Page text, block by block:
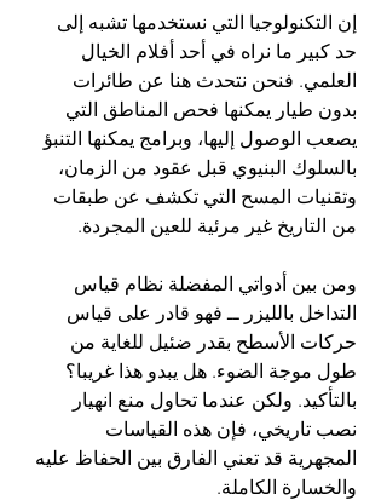
إن التكنولوجيا التي نستخدمها تشبه إلى
حد كبير ما نراه في أحد أفلام الخيال
العلمي. فنحن نتحدث هنا عن طائرات
بدون طيار يمكنها فحص المناطق التي
يصعب الوصول إليها، وبرامج يمكنها التنبؤ
بالسلوك البنيوي قبل عقود من الزمان،
وتقنيات المسح التي تكشف عن طبقات
من التاريخ غير مرئية للعين المجردة.
ومن بين أدواتي المفضلة نظام قياس
التداخل بالليزر ــ فهو قادر على قياس
حركات الأسطح بقدر ضئيل للغاية من
طول موجة الضوء. هل يبدو هذا غريبا؟
بالتأكيد. ولكن عندما تحاول منع انهيار
نصب تاريخي، فإن هذه القياسات
المجهرية قد تعني الفارق بين الحفاظ عليه
والخسارة الكاملة.